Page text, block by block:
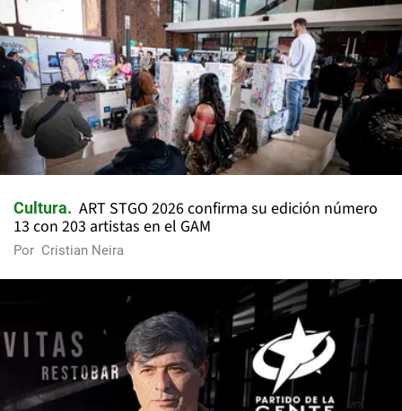
Cultura
ART STGO 2026 confirma su edición número
13 con 203 artistas en el GAM
Por Cristian Neira